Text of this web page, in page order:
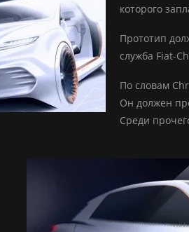
которого
Прототип
служба Fiat-
По словам
Он должен
Среди